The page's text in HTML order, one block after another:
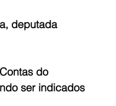
deputada
do
ser indicados